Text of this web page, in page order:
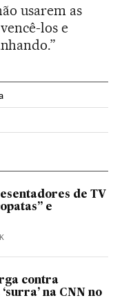
usarem as
los e
en Facebook
de TV
e
contra
na CNN no